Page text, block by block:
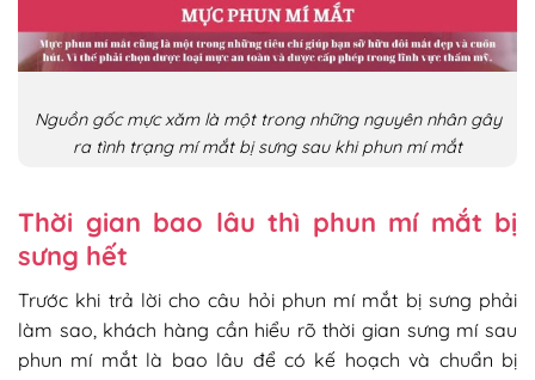
Nguồn gốc mực xăm là một trong những nguyên nhân gây
ra tình trạng mí mắt bị sưng sau khi phun mí mắt
Thời gian bao lâu thì phun mí mắt bị
sưng hết
Trước khi trả lời cho câu hỏi phun mí mắt bị sưng phải
làm sao, khách hàng cần hiểu rõ thời gian sưng mí sau
phun mí mắt là bao lâu để có kế hoạch và chuẩn bị